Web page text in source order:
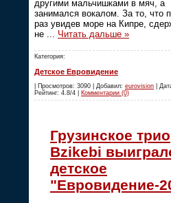
другими мальчишками в мяч, а
занимался вокалом. За то, что
раз увидев море на Кипре,
не ... Читать дальше »
Категория:
Детское Евровидение
| Просмотров: 3090 | Добавил: eurovision |
Рейтинг: 4.8/4 | Комментарии (0)
Грузинское трио
Bzikebi
детское
"Евровидение-